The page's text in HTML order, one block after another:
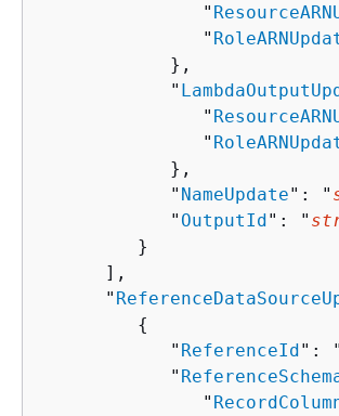
               "
               "
            },
            "
               "
               "
            },
            "
NameUpdate": "
            "
OutputId": "
         }
      ],
      "
{
            "
ReferenceId": "
            "
               "